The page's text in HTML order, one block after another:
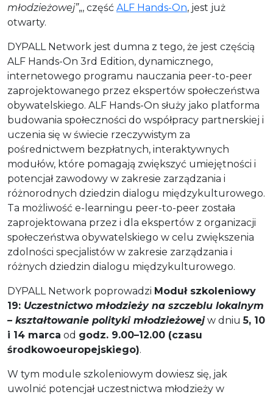
młodzieżowej”„, część ALF Hands-On, jest już
otwarty.
DYPALL Network jest dumna z tego, że jest częścią
ALF Hands-On 3rd Edition, dynamicznego,
internetowego programu nauczania peer-to-peer
zaprojektowanego przez ekspertów społeczeństwa
obywatelskiego. ALF Hands-On służy jako platforma
budowania społeczności do współpracy partnerskiej i
uczenia się w świecie rzeczywistym za
pośrednictwem bezpłatnych, interaktywnych
modułów, które pomagają zwiększyć umiejętności i
potencjał zawodowy w zakresie zarządzania i
różnorodnych dziedzin dialogu międzykulturowego.
Ta możliwość e-learningu peer-to-peer została
zaprojektowana przez i dla ekspertów z organizacji
społeczeństwa obywatelskiego w celu zwiększenia
zdolności specjalistów w zakresie zarządzania i
różnych dziedzin dialogu międzykulturowego.
DYPALL Network poprowadzi Moduł szkoleniowy
19: Uczestnictwo młodzieży na szczeblu lokalnym
– kształtowanie polityki młodzieżowejw dniu5, 10
i 14 marca od godz. 9.00–12.00 (czasu
środkowoeuropejskiego).
W tym module szkoleniowym dowiesz się, jak
uwolnić potencjał uczestnictwa młodzieży w